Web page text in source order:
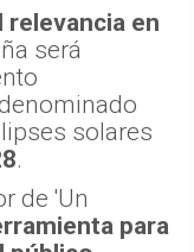
relevancia en
será
solares
.
de 'Un
para